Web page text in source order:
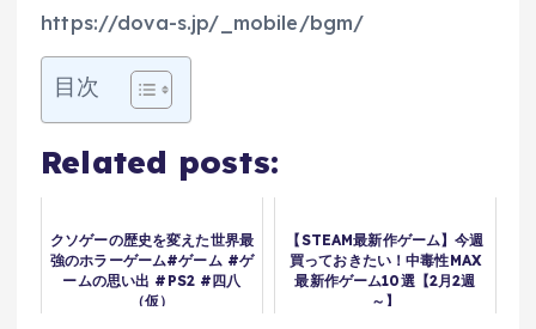
https://dova-s.jp/_mobile/bgm/
目次
Related posts:
クソゲーの歴史を変えた世界最
強のホラーゲーム#ゲーム #ゲ
ームの思い出 #PS2 #四八
（仮）
【STEAM最新作ゲーム】今週
買っておきたい！中毒性MAX
最新作ゲーム10選【2月2週
～】